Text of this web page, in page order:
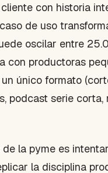
con historia
de uso
oscilar entre
con productoras
único formato
podcast serie corta,
la pyme es
la disciplina